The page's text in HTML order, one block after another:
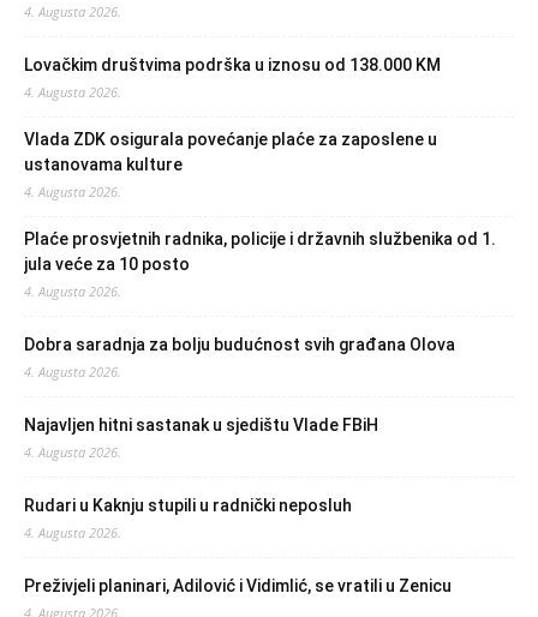
4. Augusta 2026.
Lovačkim društvima podrška u iznosu od 138.000 KM
4. Augusta 2026.
Vlada ZDK osigurala povećanje plaće za zaposlene u
ustanovama kulture
4. Augusta 2026.
Plaće prosvjetnih radnika, policije i državnih službenika od 1.
jula veće za 10 posto
4. Augusta 2026.
Dobra saradnja za bolju budućnost svih građana Olova
4. Augusta 2026.
Najavljen hitni sastanak u sjedištu Vlade FBiH
4. Augusta 2026.
Rudari u Kaknju stupili u radnički neposluh
4. Augusta 2026.
Preživjeli planinari, Adilović i Vidimlić, se vratili u Zenicu
4. Augusta 2026.